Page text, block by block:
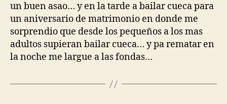
un buen asao… y en la tarde a bailar cueca para
un aniversario de matrimonio en donde me
sorprendio que desde los pequeños a los mas
adultos supieran bailar cueca… y pa rematar en
la noche me largue a las fondas…